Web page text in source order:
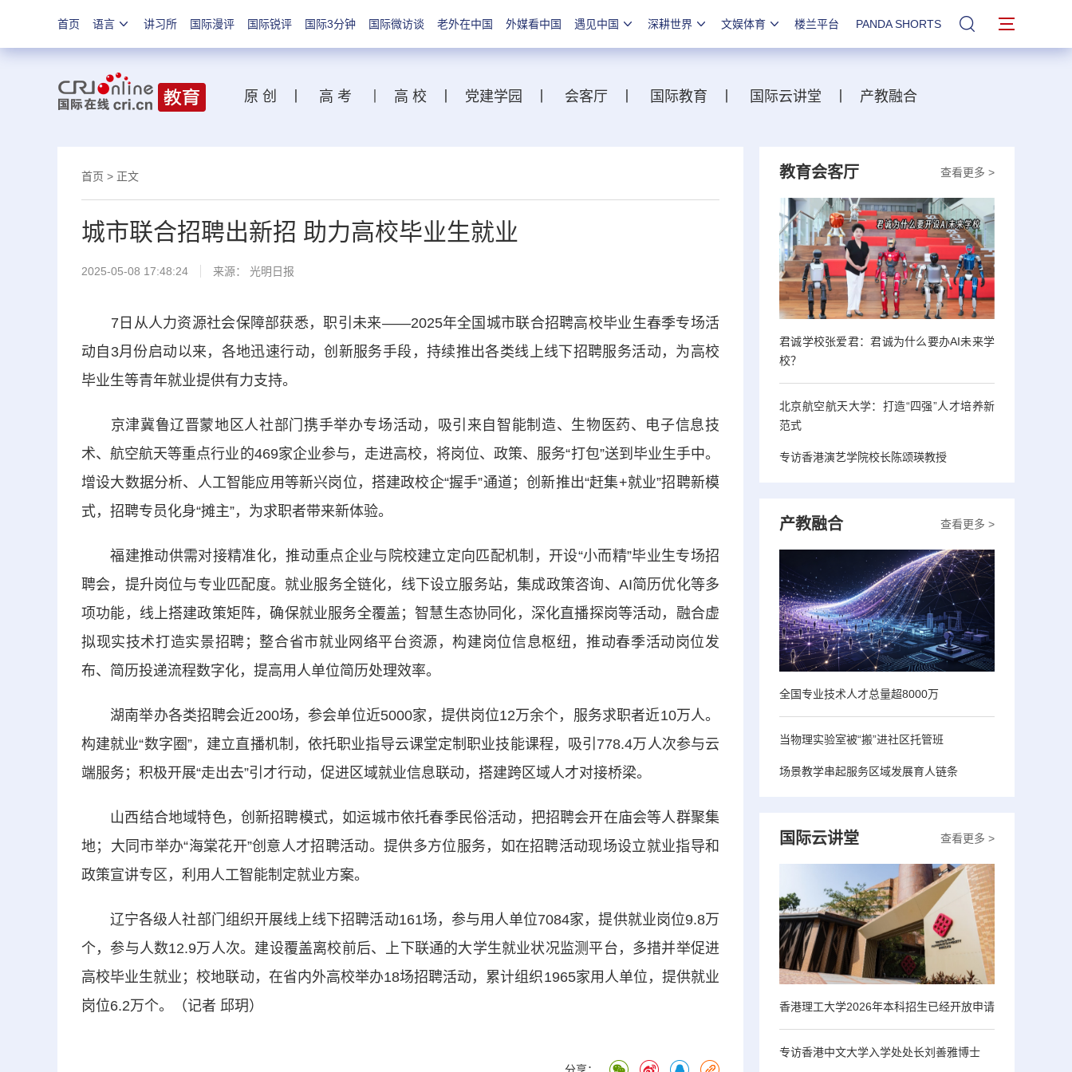
首页 语言 讲习所 国际漫评 国际锐评 国际3分钟 国际微访谈 老外在中国 外媒看中国 遇见中国 深耕世界 文娱体育 楼兰平台 PANDA SHORTS 站内搜索
原 创 高 考 高 校 党建学园 会客厅 国际教育 国际云讲堂 产教融合
首页 > 正文
城市联合招聘出新招 助力高校毕业生就业
2025-05-08 17:48:24 来源： 光明日报
7日从人力资源社会保障部获悉，职引未来——2025年全国城市联合招聘高校毕业生春季专场活
动自3月份启动以来，各地迅速行动，创新服务手段，持续推出各类线上线下招聘服务活动，为高校
毕业生等青年就业提供有力支持。
京津冀鲁辽晋蒙地区人社部门携手举办专场活动，吸引来自智能制造、生物医药、电子信息技
术、航空航天等重点行业的469家企业参与，走进高校，将岗位、政策、服务“打包”送到毕业生手中。
增设大数据分析、人工智能应用等新兴岗位，搭建政校企“握手”通道；创新推出“赶集+就业”招聘新模
式，招聘专员化身“摊主”，为求职者带来新体验。
福建推动供需对接精准化，推动重点企业与院校建立定向匹配机制，开设“小而精”毕业生专场招
聘会，提升岗位与专业匹配度。就业服务全链化，线下设立服务站，集成政策咨询、AI简历优化等多
项功能，线上搭建政策矩阵，确保就业服务全覆盖；智慧生态协同化，深化直播探岗等活动，融合虚
拟现实技术打造实景招聘；整合省市就业网络平台资源，构建岗位信息枢纽，推动春季活动岗位发
布、简历投递流程数字化，提高用人单位简历处理效率。
湖南举办各类招聘会近200场，参会单位近5000家，提供岗位12万余个，服务求职者近10万人。
构建就业“数字圈”，建立直播机制，依托职业指导云课堂定制职业技能课程，吸引778.4万人次参与云
端服务；积极开展“走出去”引才行动，促进区域就业信息联动，搭建跨区域人才对接桥梁。
山西结合地域特色，创新招聘模式，如运城市依托春季民俗活动，把招聘会开在庙会等人群聚集
地；大同市举办“海棠花开”创意人才招聘活动。提供多方位服务，如在招聘活动现场设立就业指导和
政策宣讲专区，利用人工智能制定就业方案。
辽宁各级人社部门组织开展线上线下招聘活动161场，参与用人单位7084家，提供就业岗位9.8万
个，参与人数12.9万人次。建设覆盖离校前后、上下联通的大学生就业状况监测平台，多措并举促进
高校毕业生就业；校地联动，在省内外高校举办18场招聘活动，累计组织1965家用人单位，提供就业
岗位6.2万个。（记者 邱玥）
查看更多 >
教育会客厅
君诚学校张爱君：君诚为什么要办AI未来学
校？
北京航空航天大学：打造“四强”人才培养新
范式
专访香港演艺学院校长陈颂瑛教授
查看更多 >
产教融合
全国专业技术人才总量超8000万
当物理实验室被“搬”进社区托管班
场景教学串起服务区域发展育人链条
查看更多 >
国际云讲堂
香港理工大学2026年本科招生已经开放申请
专访香港中文大学入学处处长刘善雅博士